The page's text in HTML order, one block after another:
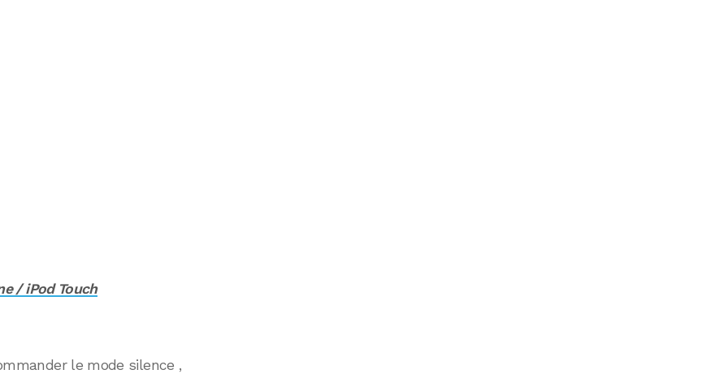
/ iPod Touch
le mode silence ,